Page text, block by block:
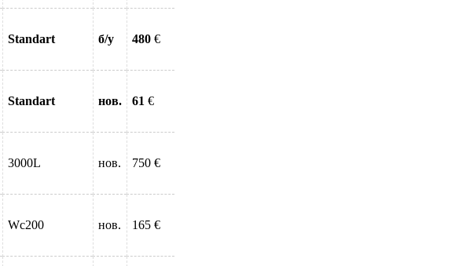
Standart б/у 480 €
Standart нов. 61 €
3000L нов. 750 €
Wc200 нов. 165 €